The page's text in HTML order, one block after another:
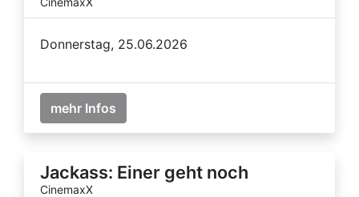
Donnerstag, 25.06.2026
mehr Infos
Jackass: Einer geht noch
CinemaxX